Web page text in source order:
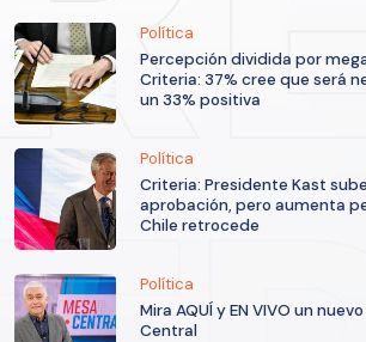
Política
Percepción dividida por
Criteria: 37% cree que será
un 33% positiva
Política
Criteria: Presidente Kast
aprobación, pero aumenta
Chile retrocede
Política
Mira AQUÍ y EN VIVO un
Central